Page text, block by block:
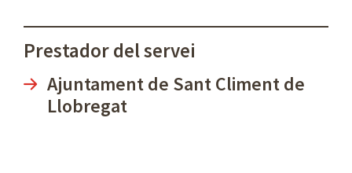
Prestador del servei
Ajuntament de Sant Climent de
Llobregat